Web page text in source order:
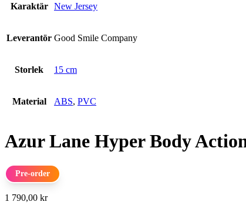
Karaktär New Jersey
Leverantör Good Smile Company
Storlek 15 cm
Material ABS, PVC
Azur Lane Hyper Body
Pre-order
1 790,00 kr